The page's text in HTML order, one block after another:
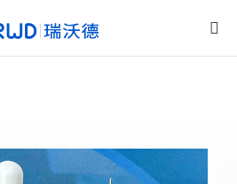
·[中国区]官方